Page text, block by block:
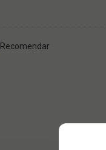
Recomendar